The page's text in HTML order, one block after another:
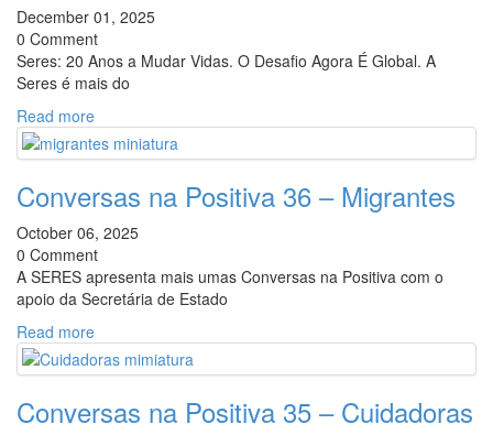
December 01, 2025
0 Comment
Seres: 20 Anos a Mudar Vidas. O Desafio Agora É Global. A
Seres é mais do
Read more
Conversas na Positiva 36 – Migrantes
October 06, 2025
0 Comment
A SERES apresenta mais umas Conversas na Positiva com o
apoio da Secretária de Estado
Read more
Conversas na Positiva 35 – Cuidadoras